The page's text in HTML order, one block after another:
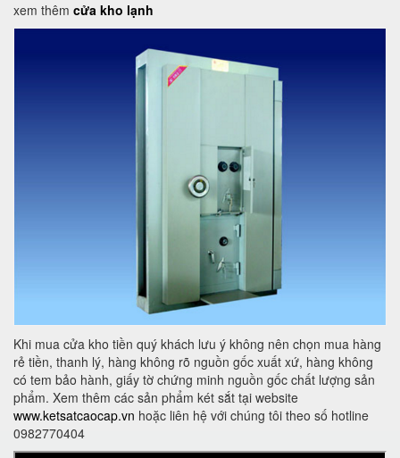
xem thêm cửa kho lạnh
Khi mua cửa kho tiền quý khách lưu ý không nên chọn mua hàng
rẻ tiền, thanh lý, hàng không rõ nguồn gốc xuất xứ, hàng không
có tem bảo hành, giấy tờ chứng minh nguồn gốc chất lượng sản
phẩm. Xem thêm các sản phẩm két sắt tại website
www.ketsatcaocap.vn hoặc liên hệ với chúng tôi theo số hotline
0982770404